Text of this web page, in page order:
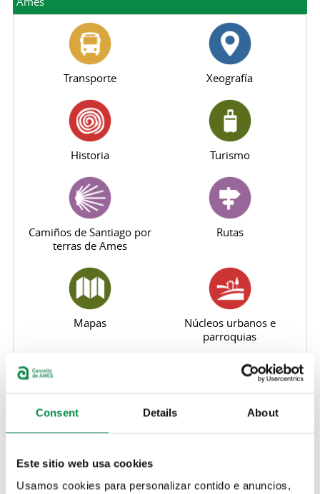
Consent Details About
Este sitio web usa cookies
Usamos cookies para personalizar contido e anuncios,
Transporte Xeografía
Historia Turismo
Camiños de Santiago por
terras de Ames
Rutas
Mapas
Núcleos urbanos e
parroquias
Toponimia
Patrimonio histórico-